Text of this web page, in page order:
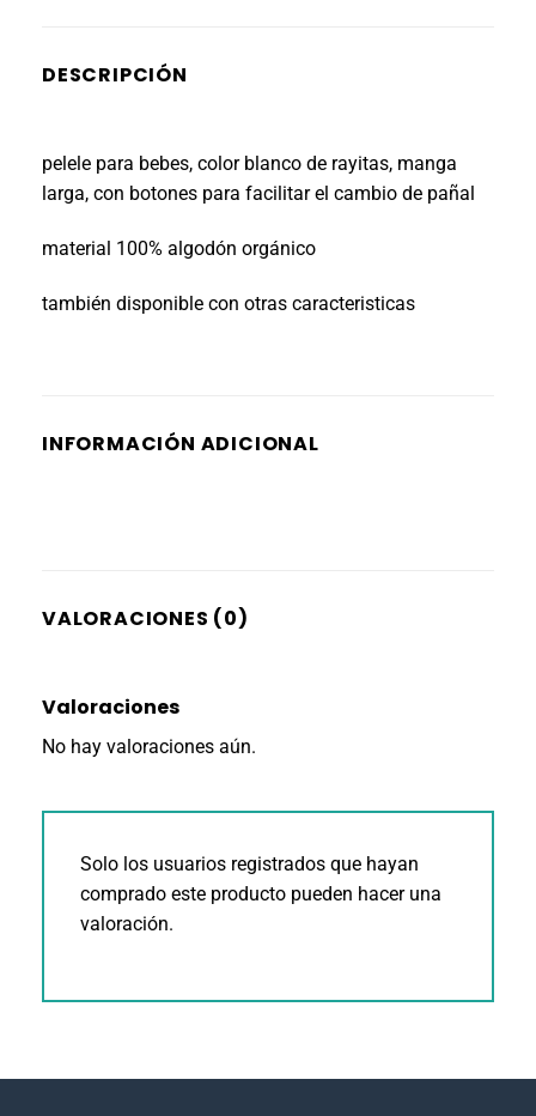
DESCRIPCIÓN
pelele para bebes, color blanco de rayitas, manga
larga, con botones para facilitar el cambio de pañal
material 100% algodón orgánico
también disponible con otras caracteristicas
INFORMACIÓN ADICIONAL
VALORACIONES (0)
Valoraciones
No hay valoraciones aún.
Solo los usuarios registrados que hayan
comprado este producto pueden hacer una
valoración.